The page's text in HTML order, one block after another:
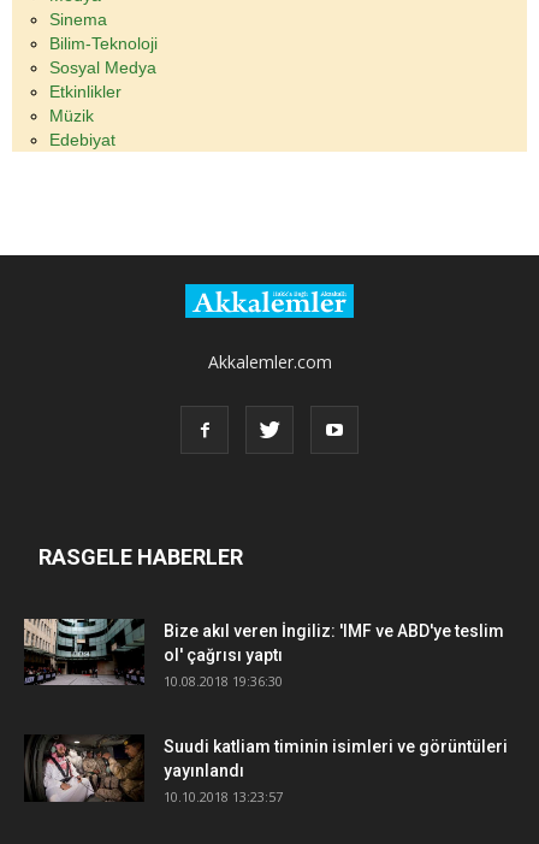
Sinema
Bilim-Teknoloji
Sosyal Medya
Etkinlikler
Müzik
Edebiyat
Akkalemler.com
RASGELE HABERLER
Bize akıl veren İngiliz: 'IMF ve ABD'ye teslim
ol' çağrısı yaptı
10.08.2018 19:36:30
Suudi katliam timinin isimleri ve görüntüleri
yayınlandı
10.10.2018 13:23:57